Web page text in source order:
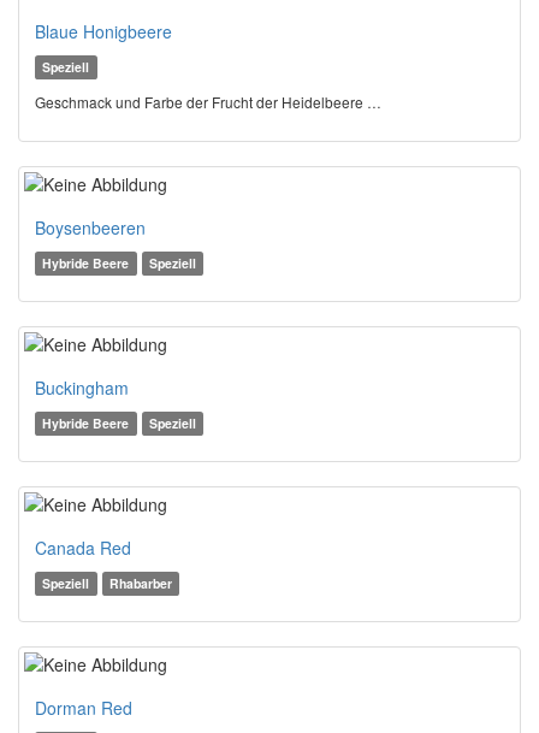
Blaue Honigbeere
Speziell
Geschmack und Farbe der Frucht der Heidelbeere …
Boysenbeeren
Hybride Beere Speziell
Buckingham
Hybride Beere Speziell
Canada Red
Speziell Rhabarber
Dorman Red